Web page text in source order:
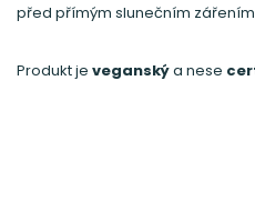
před přímým slunečním
Produkt je veganskýa nese